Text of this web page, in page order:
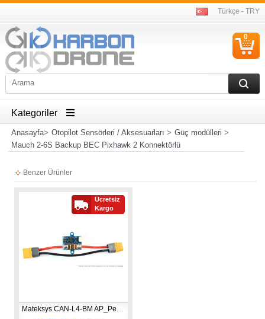
Türkçe - TRY
0
Kategoriler
Anasayfa> Otopilot Sensörleri / Aksesuarları > Güç modülleri >
Mauch 2-6S Backup BEC Pixhawk 2 Konnektörlü
Benzer Ürünler
Mateksys CAN-L4-BM AP_Periph DroneCAN Digital Power Monitor
Ücretsiz
Kargo